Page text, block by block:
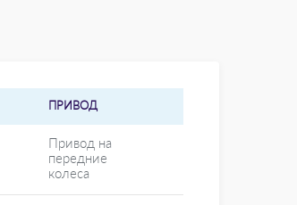
ПРИВОД
Привод на
передние
колеса